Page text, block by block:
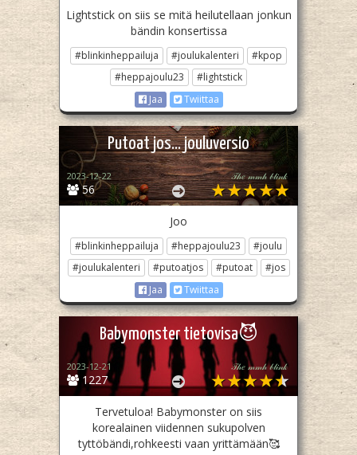
Lightstick on siis se mitä heilutellaan jonkun
bändin konsertissa
#blinkinheppailuja #joulukalenteri
#kpop
#heppajoulu23
#lightstick
Jaa
Twiittaa
Putoat jos... jouluversio
56
2023-12-22 𝒯𝒽𝑒 𝓂𝓂𝒽 𝒷𝓁𝒾𝓃𝓀
Joo
#blinkinheppailuja #heppajoulu23
#joulu
#joulukalenteri
#putoatjos #putoat
#jos
Jaa
Twiittaa
Babymonster tietovisa😈
1227
2023-12-21 𝒯𝒽𝑒 𝓂𝓂𝒽 𝒷𝓁𝒾𝓃𝓀
Tervetuloa! Babymonster on siis
korealainen viidennen sukupolven
tyttöbändi,rohkeesti vaan yrittämään🥰